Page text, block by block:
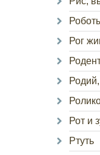
Рог
Рот и
Ртуть